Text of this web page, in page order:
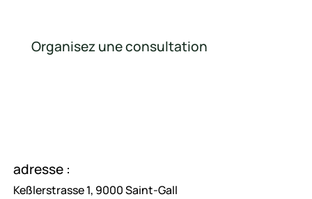
Organisez une consultation
Organisez une consultation
adresse :
Keßlerstrasse 1, 9000 Saint-Gall